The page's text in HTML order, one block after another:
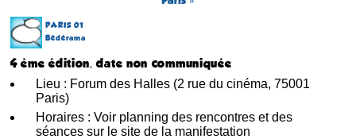
PARIS 01
Bédérama
4 ème édition, date non communiquée
Lieu : Forum des Halles (2 rue du cinéma, 75001
Paris)
Horaires : Voir planning des rencontres et des
séances sur le site de la manifestation